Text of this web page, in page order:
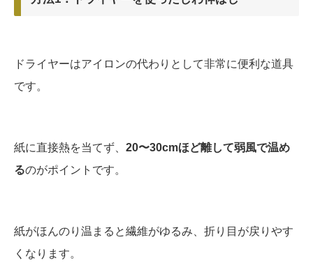
ドライヤーはアイロンの代わりとして非常に便利な道具
です。
紙に直接熱を当てず、 20〜30cmほど離して弱風で温め
るのがポイントです。
紙がほんのり温まると繊維がゆるみ、折り目が戻りやす
くなります。